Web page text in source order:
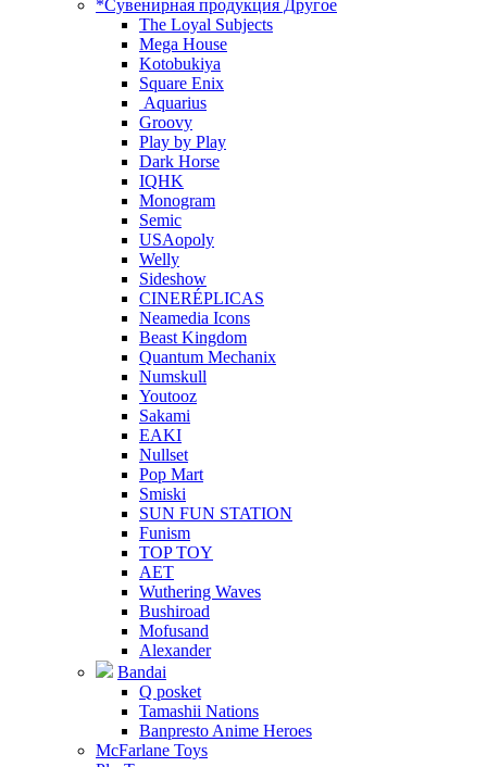
*Сувенирная продукция Другое
The Loyal Subjects
Mega House
Kotobukiya
Square Enix
Aquarius
Groovy
Play by Play
Dark Horse
IQHK
Monogram
Semic
USAopoly
Welly
Sideshow
CINERÉPLICAS
Neamedia Icons
Beast Kingdom
Quantum Mechanix
Numskull
Youtooz
Sakami
EAKI
Nullset
Pop Mart
Smiski
SUN FUN STATION
Funism
TOP TOY
AET
Wuthering Waves
Bushiroad
Mofusand
Alexander
Bandai
Q posket
Tamashii Nations
Banpresto Anime Heroes
McFarlane Toys